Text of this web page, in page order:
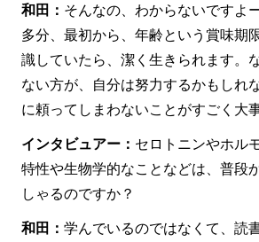
和田： そんなの、わからないですよ
多分、最初から、年齢という賞味期
識していたら、潔く生きられます。
ない方が、自分は努力するかもしれ
に頼ってしまわないことがすごく大
インタビュアー： セロトニンやホル
特性や生物学的なことなどは、普段
しゃるのですか？
和田：学んでいるのではなくて、読